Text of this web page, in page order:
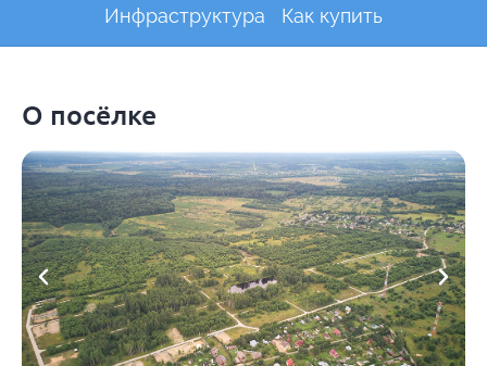
Инфраструктура
Как купить
О посёлке